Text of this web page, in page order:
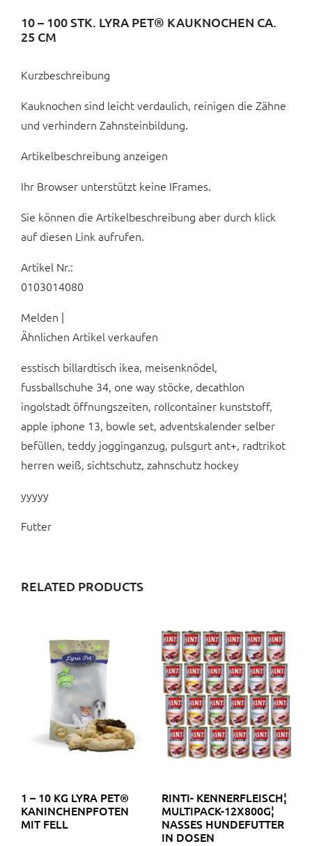
10 – 100 STK. LYRA PET® KAUKNOCHEN CA.
25 CM
Kurzbeschreibung
Kauknochen sind leicht verdaulich, reinigen die Zähne
und verhindern Zahnsteinbildung.
Artikelbeschreibung anzeigen
Ihr Browser unterstützt keine IFrames.
Sie können die Artikelbeschreibung aber durch klick
auf diesen Link aufrufen.
Artikel Nr.:
0103014080
Melden |
Ähnlichen Artikel verkaufen
esstisch billardtisch ikea, meisenknödel,
fussballschuhe 34, one way stöcke, decathlon
ingolstadt öffnungszeiten, rollcontainer kunststoff,
apple iphone 13, bowle set, adventskalender selber
befüllen, teddy jogginganzug, pulsgurt ant+, radtrikot
herren weiß, sichtschutz, zahnschutz hockey
yyyyy
Futter
RELATED PRODUCTS
1 – 10 KG LYRA PET®
KANINCHENPFOTEN
MIT FELL
RINTI- KENNERFLEISCH¦
MULTIPACK-12X800G¦
NASSES HUNDEFUTTER
IN DOSEN